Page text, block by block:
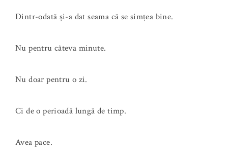
Dintr-odată și-a dat seama că se simțea bine.
Nu pentru câteva minute.
Nu doar pentru o zi.
Ci de o perioadă lungă de timp.
Avea pace.